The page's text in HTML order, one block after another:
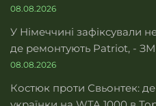
08.08.2026
У Німеччині зафіксували
де ремонтують Patriot, -
08.08.2026
Костюк проти Свьонтек: